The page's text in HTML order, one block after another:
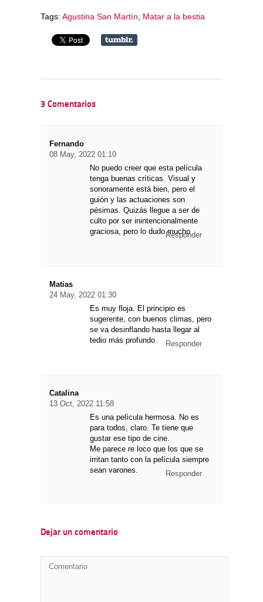
Tags: Agustina San Martín Matar a la bestia
3 Comentarios
Fernando
08 May, 2022 01:10
No puedo creer que esta película
tenga buenas críticas. Visual y
sonoramente está bien, pero el
guión y las actuaciones son
pésimas. Quizás llegue a ser de
culto por ser inintencionalmente
graciosa, pero lo dudo mucho
Responder
Matias
24 May, 2022 01:30
Es muy floja. El principio es
sugerente, con buenos climas, pero
se va desinflando hasta llegar al
tedio más profundo.
Responder
Catalina
13 Oct, 2022 11:58
Es una película hermosa. No es
para todos, claro. Te tiene que
gustar ese tipo de cine.
Me parece re loco que los que se
irritan tanto con la película siempre
sean varones.
Responder
Dejar un comentario